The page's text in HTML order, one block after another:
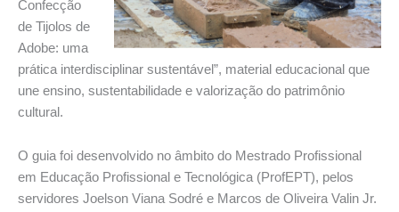
Confecção
de Tijolos de
Adobe: uma
prática interdisciplinar sustentável”, material educacional que
une ensino, sustentabilidade e valorização do patrimônio
cultural.
O guia foi desenvolvido no âmbito do Mestrado Profissional
em Educação Profissional e Tecnológica (ProfEPT), pelos
servidores Joelson Viana Sodré e Marcos de Oliveira Valin Jr.